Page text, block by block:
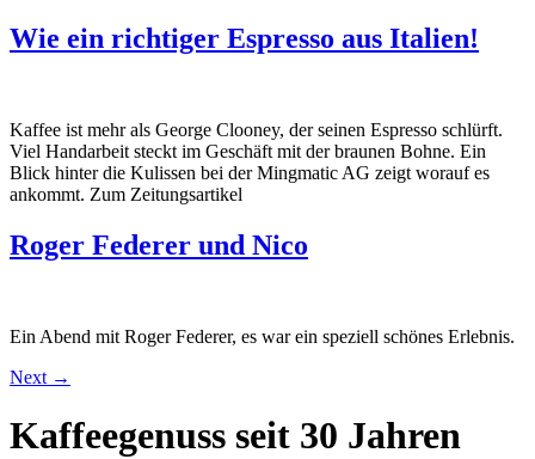
Wie ein richtiger Espresso aus Italien!
Kaffee ist mehr als George Clooney, der seinen Espresso schlürft.
Viel Handarbeit steckt im Geschäft mit der braunen Bohne. Ein
Blick hinter die Kulissen bei der Mingmatic AG zeigt worauf es
ankommt. Zum Zeitungsartikel
Roger Federer und Nico
Ein Abend mit Roger Federer, es war ein speziell schönes Erlebnis.
Next →
Kaffeegenuss seit 30 Jahren